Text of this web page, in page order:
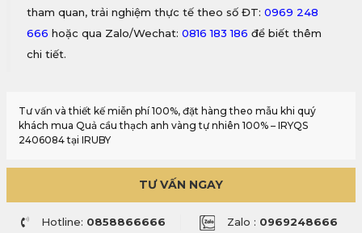
tham quan, trải nghiệm thực tế theo số ĐT: 0969 248
666 hoặc qua Zalo/Wechat: 0816 183 186 để biết thêm
chi tiết.
Tư vấn và thiết kế miễn phí 100%, đặt hàng theo mẫu khi quý
khách mua Quả cầu thạch anh vàng tự nhiên 100% – IRYQS
2406084 tại IRUBY
TƯ VẤN NGAY
Hotline: 0858866666 Zalo : 0969248666